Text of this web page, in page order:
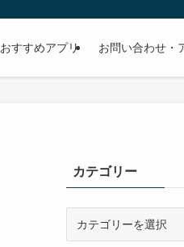
おすすめアプリ お問い合わせ・
カテゴリー